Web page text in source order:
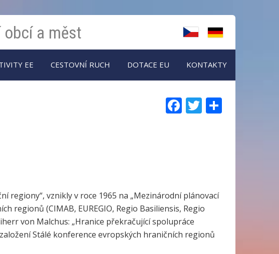
obcí a měst
EE CESTOVNÍ RUCH DOTACE EU KONTAKTY
Facebook
Twitter
regiony“, vznikly v roce 1965 na „Mezinárodní plánovací
regionů (CIMAB, EUREGIO, Regio Basiliensis, Regio
von Malchus: „Hranice překračující spolupráce
Stálé konference evropských hraničních regionů